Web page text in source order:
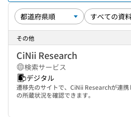
その他
CiNii Research
検索サービス
デジタル
遷移先のサイトで、CiNii Researchが連
の所蔵状況を確認できます。